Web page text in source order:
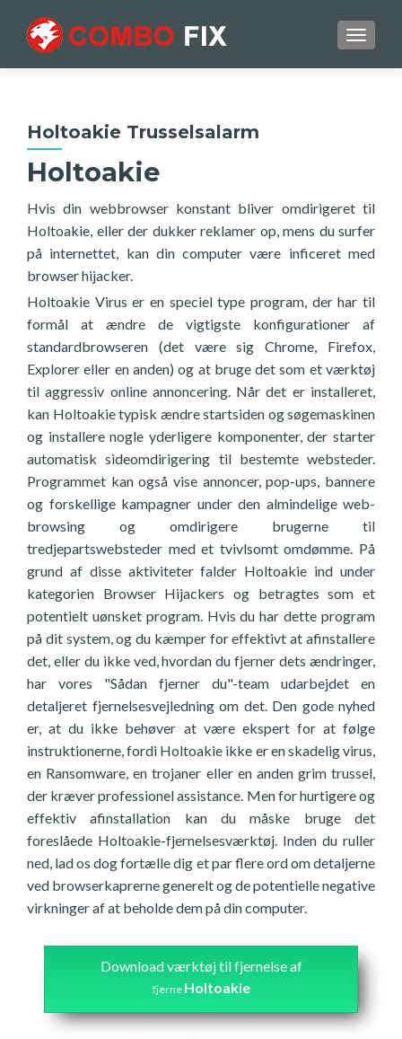
Holtoakie Trusselsalarm
Holtoakie
Hvis din webbrowser konstant bliver omdirigeret til
Holtoakie, eller der dukker reklamer op, mens du surfer
på internettet, kan din computer være inficeret med
browser hijacker.
Holtoakie Virus er en speciel type program, der har til
formål at ændre de vigtigste konfigurationer af
standardbrowseren (det være sig Chrome, Firefox,
Explorer eller en anden) og at bruge det som et værktøj
til aggressiv online annoncering. Når det er installeret,
kan Holtoakie typisk ændre startsiden og søgemaskinen
og installere nogle yderligere komponenter, der starter
automatisk sideomdirigering til bestemte websteder.
Programmet kan også vise annoncer, pop-ups, bannere
og forskellige kampagner under den almindelige web-
browsing og omdirigere brugerne til
tredjepartswebsteder med et tvivlsomt omdømme. På
grund af disse aktiviteter falder Holtoakie ind under
kategorien Browser Hijackers og betragtes som et
potentielt uønsket program. Hvis du har dette program
på dit system, og du kæmper for effektivt at afinstallere
det, eller du ikke ved, hvordan du fjerner dets ændringer,
har vores "Sådan fjerner du"-team udarbejdet en
detaljeret fjernelsesvejledning om det. Den gode nyhed
er, at du ikke behøver at være ekspert for at følge
instruktionerne, fordi Holtoakie ikke er en skadelig virus,
en Ransomware, en trojaner eller en anden grim trussel,
der kræver professionel assistance. Men for hurtigere og
effektiv afinstallation kan du måske bruge det
foreslåede Holtoakie-fjernelsesværktøj. Inden du ruller
ned, lad os dog fortælle dig et par flere ord om detaljerne
ved browserkaprerne generelt og de potentielle negative
virkninger af at beholde dem på din computer.
Download værktøj til fjernelse af
fjerne Holtoakie